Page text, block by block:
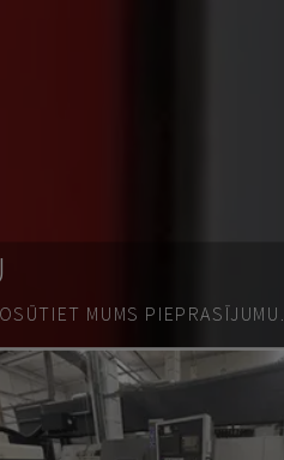
MUMS PIEPRASĪJUMU.